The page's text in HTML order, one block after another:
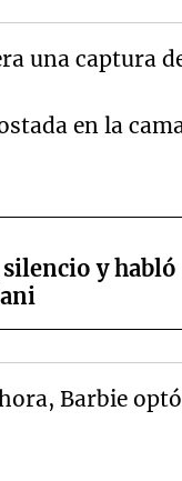
una captura
en la
y habló
Barbie